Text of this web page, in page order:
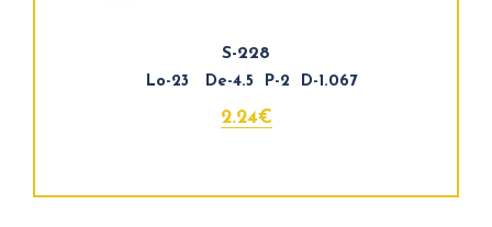
S-228
Lo-23 De-4.5 P-2 D-1.067
2.24€